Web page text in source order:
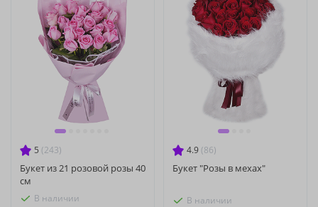
5 (243)
Букет из 21 розовой розы 40
см
В наличии
4.9 (86)
Букет "Розы в мехах"
В наличии